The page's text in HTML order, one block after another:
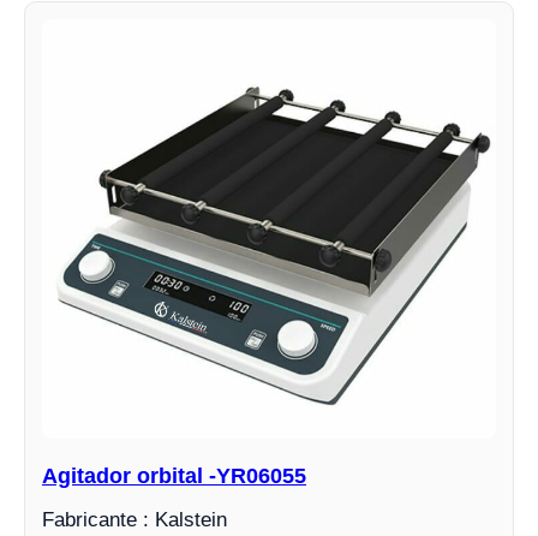
Agitador orbital -YR06055
Fabricante : Kalstein